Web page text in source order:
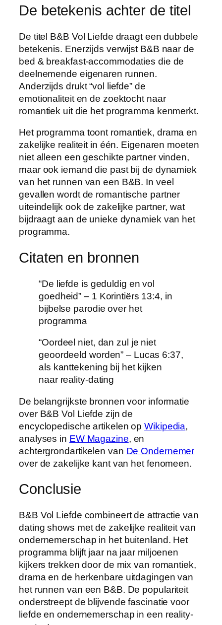
De betekenis achter de titel
De titel B&B Vol Liefde draagt een dubbele
betekenis. Enerzijds verwijst B&B naar de
bed & breakfast-accommodaties die de
deelnemende eigenaren runnen.
Anderzijds drukt “vol liefde” de
emotionaliteit en de zoektocht naar
romantiek uit die het programma kenmerkt.
Het programma toont romantiek, drama en
zakelijke realiteit in één. Eigenaren moeten
niet alleen een geschikte partner vinden,
maar ook iemand die past bij de dynamiek
van het runnen van een B&B. In veel
gevallen wordt de romantische partner
uiteindelijk ook de zakelijke partner, wat
bijdraagt aan de unieke dynamiek van het
programma.
Citaten en bronnen
“De liefde is geduldig en vol
goedheid” – 1 Korintiërs 13:4, in
bijbelse parodie over het
programma
“Oordeel niet, dan zul je niet
geoordeeld worden” – Lucas 6:37,
als kanttekening bij het kijken
naar reality-dating
De belangrijkste bronnen voor informatie
over B&B Vol Liefde zijn de
encyclopedische artikelen opWikipedia,
analyses in EW Magazine, en
achtergrondartikelen van De Ondernemer
over de zakelijke kant van het fenomeen.
Conclusie
B&B Vol Liefde combineert de attractie van
dating shows met de zakelijke realiteit van
ondernemerschap in het buitenland. Het
programma blijft jaar na jaar miljoenen
kijkers trekken door de mix van romantiek,
drama en de herkenbare uitdagingen van
het runnen van een B&B. De populariteit
onderstreept de blijvende fascinatie voor
liefde en ondernemerschap in een reality-